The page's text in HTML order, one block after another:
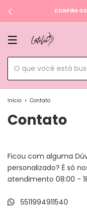
CONFIRA
Início > Contato
Contato
Ficou com alguma
personalizado? É só
atendimento 08:00 -
5511994911540